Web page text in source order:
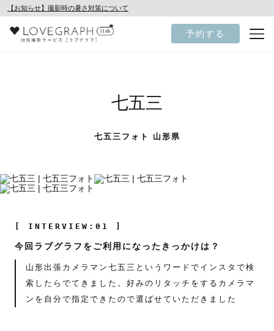
【お知らせ】撮影時の暑さ対策について
予約する
七五三
七五三フォト 山形県
[ INTERVIEW:01 ]
今回ラブグラフをご利用になったきっかけは？
山形出張カメラマン七五三というワードでインスタで検
索したらでてきました。好みのリタッチをするカメラマ
ンを自分で指定できたので選ばせていただきました